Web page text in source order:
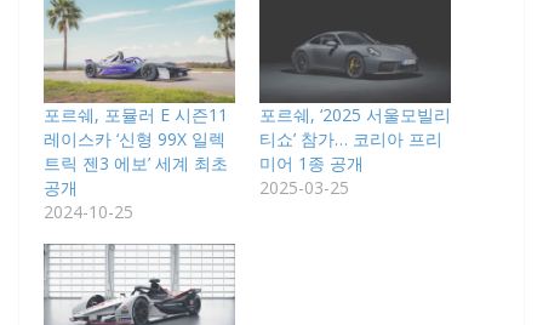
포르쉐, 포뮬러 E 시즌11
레이스카 ‘신형 99X 일렉
트릭 젠3 에보’ 세계 최초
공개
2024-10-25
포르쉐, ‘2025 서울모빌리
티쇼’ 참가… 코리아 프리
미어 1종 공개
2025-03-25